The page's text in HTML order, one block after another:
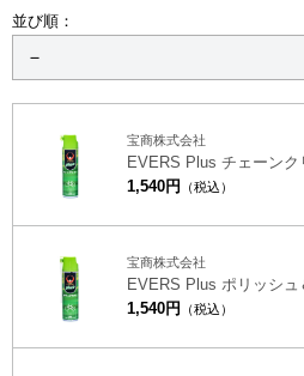
並び順：
宝商株式会社
EVERS Plus チェーンク
1,540円
（税込）
宝商株式会社
EVERS Plus ポリッシュ
1,540円
（税込）